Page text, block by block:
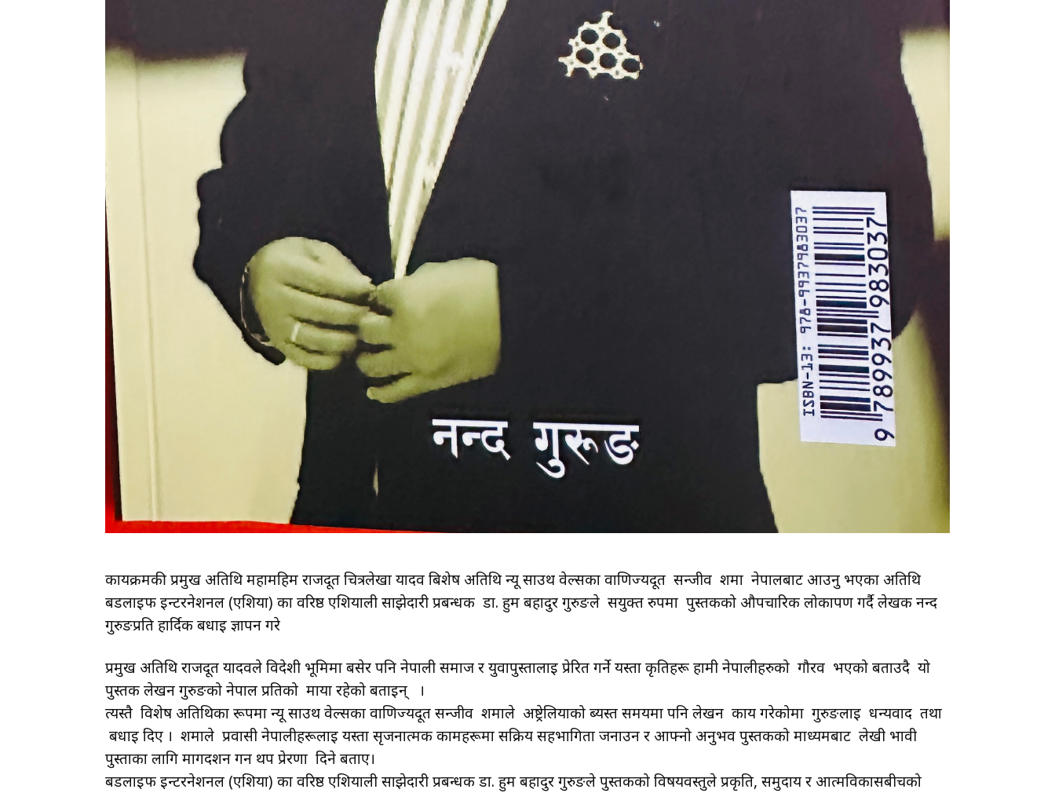
कार्यक्रमकी प्रमुख अतिथि महामहिम राजदूत चित्रलेखा यादव बिशेष अतिथि न्यू साउथ वेल्सका वाणिज्यदूत सन्जीव शर्मा नेपालबाट आउनु भएका अतिथि
बर्डलाइफ इन्टरनेशनल (एशिया) का वरिष्ठ एशियाली साझेदारी प्रबन्धक डा. हुम बहादुर गुरुङले सयुक्त रुपमा पुस्तकको औपचारिक लोकार्पण गर्दै लेखक नन्द
गुरुङप्रति हार्दिक बधाई ज्ञापन गरे
प्रमुख अतिथि राजदूत यादवले विदेशी भूमिमा बसेर पनि नेपाली समाज र युवापुस्तालाई प्रेरित गर्ने यस्ता कृतिहरू हामी नेपालीहरुको गौरव भएको बताउदै यो
पुस्तक लेखन गुरुङको नेपाल प्रतिको माया रहेको बताइन् ।
त्यस्तै विशेष अतिथिका रूपमा न्यू साउथ वेल्सका वाणिज्यदूत सन्जीव शर्माले अष्ट्रेलियाको ब्यस्त समयमा पनि लेखन कार्य गरेकोमा गुरुङलाई धन्यवाद तथा
बधाई दिए । शर्माले प्रवासी नेपालीहरूलाई यस्ता सृजनात्मक कामहरूमा सक्रिय सहभागिता जनाउन र आफ्नो अनुभव पुस्तकको माध्यमबाट लेखी भावी
पुस्ताका लागि मार्गदर्शन गर्न थप प्रेरणा दिने बताए।
बर्डलाइफ इन्टरनेशनल (एशिया) का वरिष्ठ एशियाली साझेदारी प्रबन्धक डा. हुम बहादुर गुरुङले पुस्तकको विषयवस्तुले प्रकृति, समुदाय र आत्मविकासबीचको